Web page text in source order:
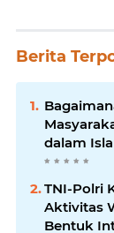
Berita
dalam
TNI-Polri
Aktivitas
Bentuk